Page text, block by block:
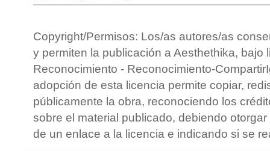
Copyright/Permisos: Los/as autores/as
y permiten la publicación a Aesthethika, bajo
Reconocimiento - Reconocimiento-
adopción de esta licencia permite copiar,
públicamente la obra, reconociendo los
sobre el material publicado, debiendo
de un enlace a la licencia e indicando si se